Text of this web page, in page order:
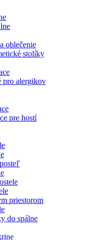
oblečenie
stolíky
pro alergikov
pre hostí
priestorom
do spálne